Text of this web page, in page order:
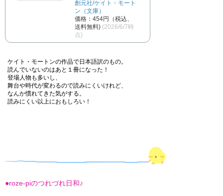
創元社/ケイト・モート
ン（文庫）
価格：454円（税込、
送料無料) (2026/6/7時
点)
ケイト・モートンの作品で日本語訳のもの。
読んでいないのはあと１冊になった！
登場人物も多いし、
舞台や時代が変わるので読みにくいけれど、
なんか慣れてきた気がする。
読みにくい以上におもしろい！
●roze-piのつれづれ日和♪